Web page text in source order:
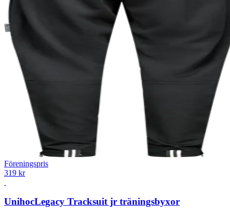
Föreningspris
319 kr
UnihocLegacy Tracksuit jr träningsbyxor